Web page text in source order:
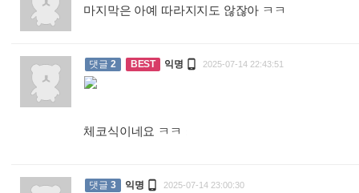
마지막은 아예 따라지지도 않잖아 ㅋㅋ
댓글 2 BEST 익명  2025-07-14 22:43:51
체코식이네요 ㅋㅋ
댓글 3 익명  2025-07-14 23:00:30